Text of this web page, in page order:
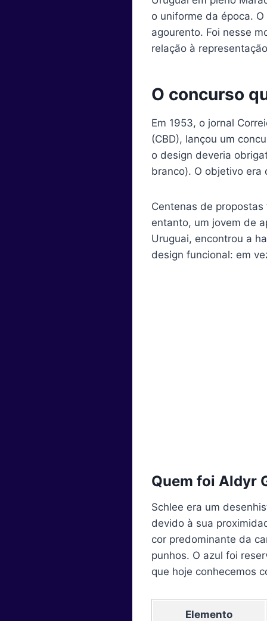
o uniforme da época.
agourento. Foi nesse
relação à
O concurso
Em 1953, o jornal
(CBD), lançou um
o design deveria
branco). O objetivo era
Centenas de
entanto, um jovem de
Uruguai, encontrou a
design funcional: em
Quem foi Aldyr
Schlee era um
devido à sua
cor predominante da
punhos. O azul foi
que hoje conhecemos
Elemento